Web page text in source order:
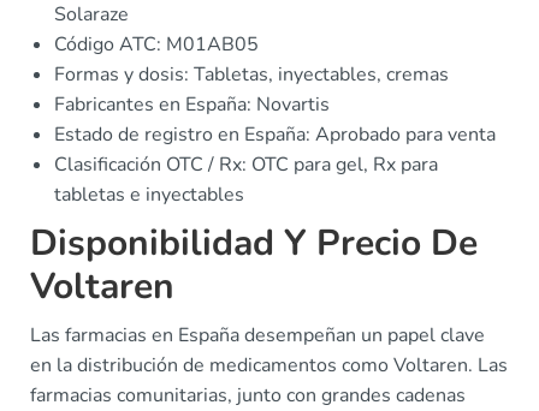
Solaraze
Código ATC: M01AB05
Formas y dosis: Tabletas, inyectables, cremas
Fabricantes en España: Novartis
Estado de registro en España: Aprobado para venta
Clasificación OTC / Rx: OTC para gel, Rx para
tabletas e inyectables
Disponibilidad Y Precio De
Voltaren
Las farmacias en España desempeñan un papel clave
en la distribución de medicamentos como Voltaren. Las
farmacias comunitarias, junto con grandes cadenas